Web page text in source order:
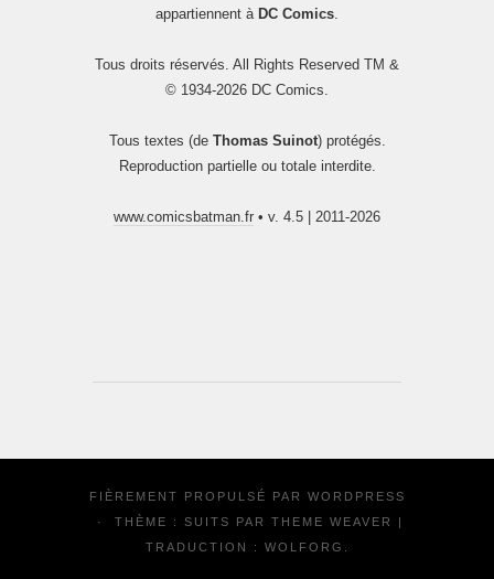
appartiennent à DC Comics.
Tous droits réservés. All Rights Reserved TM &
© 1934-2026 DC Comics.
Tous textes (de Thomas Suinot) protégés.
Reproduction partielle ou totale interdite.
www.comicsbatman.fr • v. 4.5 | 2011-2026
FIÈREMENT PROPULSÉ PAR WORDPRESS
·
THÈME : SUITS PAR THEME WEAVER
|
TRADUCTION : WOLFORG